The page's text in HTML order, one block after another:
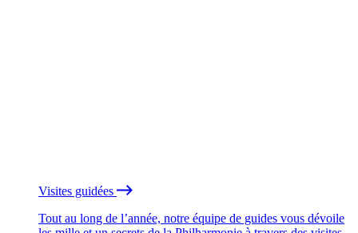
Visites guidées
Tout au long de l’année, notre équipe de guides vous dévoile